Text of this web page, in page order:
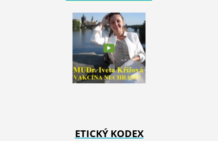
ETICKÝ KODEX